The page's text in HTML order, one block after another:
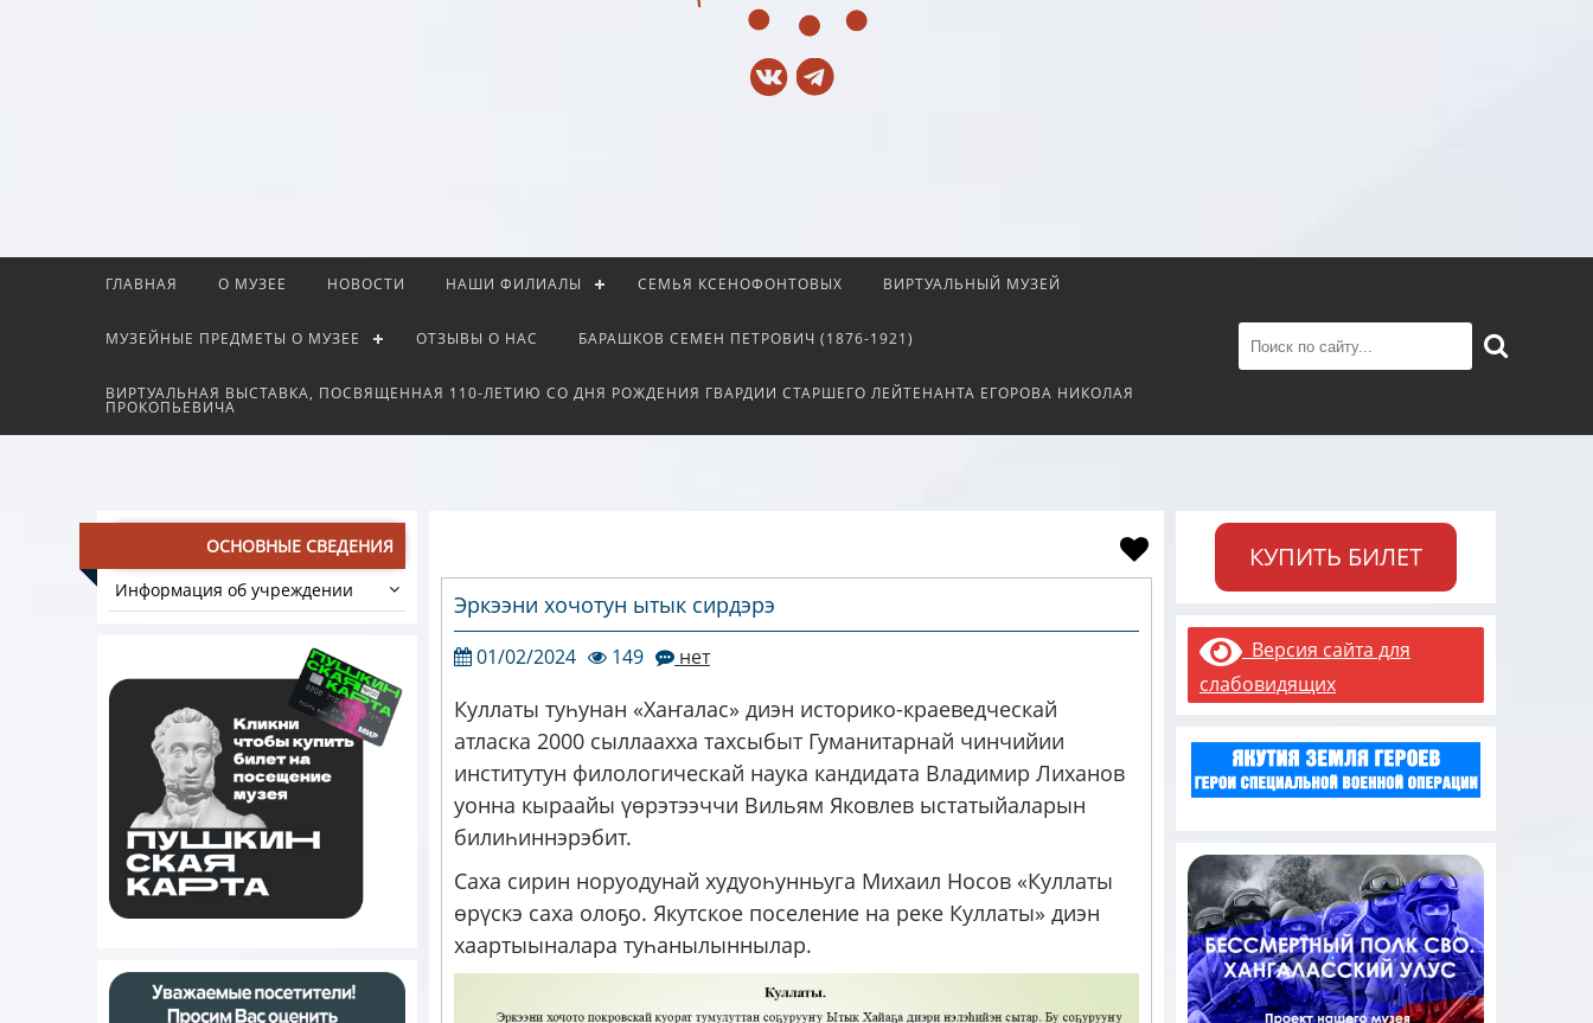
ГЛАВНАЯ О МУЗЕЕ НОВОСТИ НАШИ ФИЛИАЛЫ СЕМЬЯ КСЕНОФОНТОВЫХ ВИРТУАЛЬНЫЙ МУЗЕЙ
МУЗЕЙНЫЕ ПРЕДМЕТЫ О МУЗЕЕ ОТЗЫВЫ О НАС БАРАШКОВ СЕМЕН ПЕТРОВИЧ (1876-1921)
ВИРТУАЛЬНАЯ ВЫСТАВКА, ПОСВЯЩЕННАЯ 110-ЛЕТИЮ СО ДНЯ РОЖДЕНИЯ ГВАРДИИ СТАРШЕГО ЛЕЙТЕНАНТА ЕГОРОВА НИКОЛАЯ
ПРОКОПЬЕВИЧА
ОСНОВНЫЕ СВЕДЕНИЯ
Информация об учреждении
Эркээни хочотун ытык сирдэрэ
01/02/2024 149 нет
Куллаты туһунан «Хаҥалас» диэн историко-краеведческай
атласка 2000 сыллаахха тахсыбыт Гуманитарнай чинчийии
институтун филологическай наука кандидата Владимир Лиханов
уонна кыраайы үөрэтээччи Вильям Яковлев ыстатыйаларын
билиһиннэрэбит.
Саха сирин норуодунай худуоһунньуга Михаил Носов «Куллаты
өрүскэ саха олоҕо. Якутское поселение на реке Куллаты» диэн
хаартыыналара туһанылыннылар.
КУПИТЬ БИЛЕТ
Версия сайта для
слабовидящих